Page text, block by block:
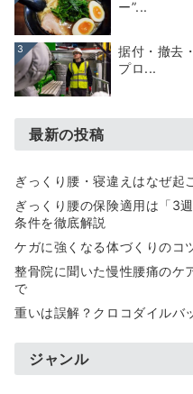
ー”...
3
据付・撤去
プロ...
最新の投稿
ぎっくり腰・寝違えはなぜ起
ぎっくり腰の保険適用は「3
条件を徹底解説
ケガに強くなる体づくりのコ
整骨院に聞いた慢性腰痛のケ
で
重いは誤解？クロコダイルバ
ジャンル